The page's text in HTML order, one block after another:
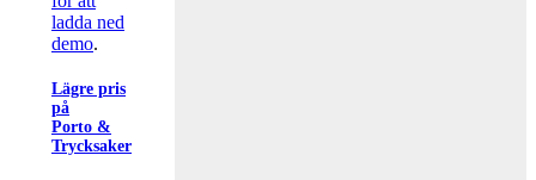
ladda ned
demo.
Lägre pris
på
Porto &
Trycksaker